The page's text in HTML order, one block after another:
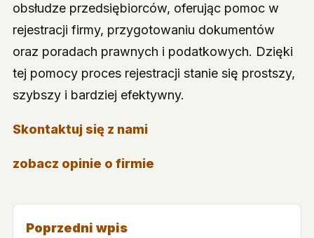
obsłudze przedsiębiorców, oferując pomoc w
rejestracji firmy, przygotowaniu dokumentów
oraz poradach prawnych i podatkowych. Dzięki
tej pomocy proces rejestracji stanie się prostszy,
szybszy i bardziej efektywny.
Skontaktuj się z nami
zobacz opinie o firmie
Poprzedni wpis